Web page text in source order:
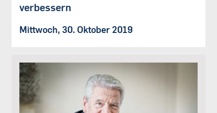
verbessern
Mittwoch, 30. Oktober 2019